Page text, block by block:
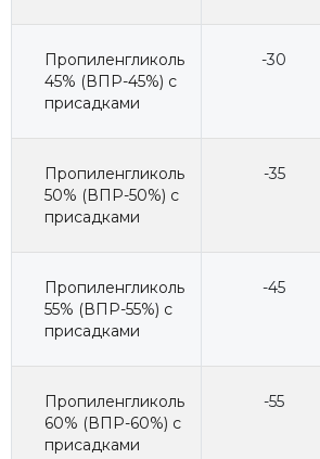
Пропиленгликоль
45% (ВПР-45%) с
присадками
-30
Пропиленгликоль
50% (ВПР-50%) с
присадками
-35
Пропиленгликоль
55% (ВПР-55%) с
присадками
-45
Пропиленгликоль
60% (ВПР-60%) с
присадками
-55